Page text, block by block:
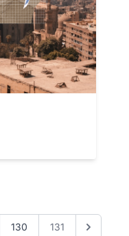
130 131